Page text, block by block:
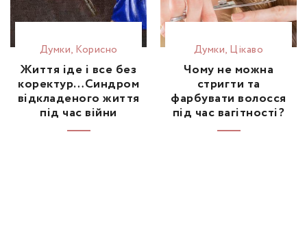
Думки, Корисно
Життя іде і все без
коректур…Синдром
відкладеного життя
під час війни
Думки, Цікаво
Чому не можна
стригти та
фарбувати волосся
під час вагітності?